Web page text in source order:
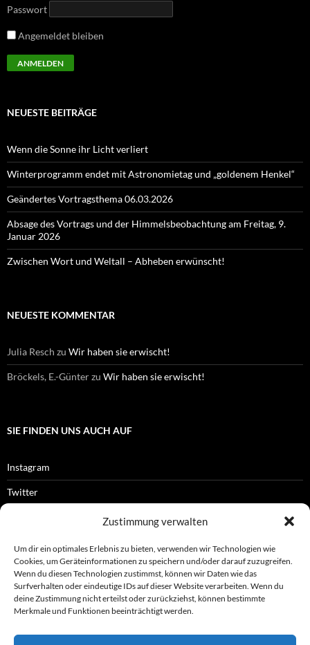
Zustimmung verwalten
Um dir ein optimales Erlebnis zu bieten, verwenden wir Technologien wie
Cookies, um Geräteinformationen zu speichern und/oder darauf zuzugreifen.
Wenn du diesen Technologien zustimmst, können wir Daten wie das
Surfverhalten oder eindeutige IDs auf dieser Website verarbeiten. Wenn du
deine Zustimmung nicht erteilst oder zurückziehst, können bestimmte
Merkmale und Funktionen beeinträchtigt werden.
Passwort
Angemeldet bleiben
NEUESTE BEITRÄGE
Wenn die Sonne ihr Licht verliert
Winterprogramm endet mit Astronomietag und „goldenem Henkel“
Geändertes Vortragsthema 06.03.2026
Absage des Vortrags und der Himmelsbeobachtung am Freitag, 9.
Januar 2026
Zwischen Wort und Weltall – Abheben erwünscht!
NEUESTE KOMMENTAR
Julia Resch zu Wir haben sie erwischt!
Bröckels, E.-Günterzu Wir haben sie erwischt!
SIE FINDEN UNS AUCH AUF
Instagram
Twitter
OFFIZIELLES
Impressum